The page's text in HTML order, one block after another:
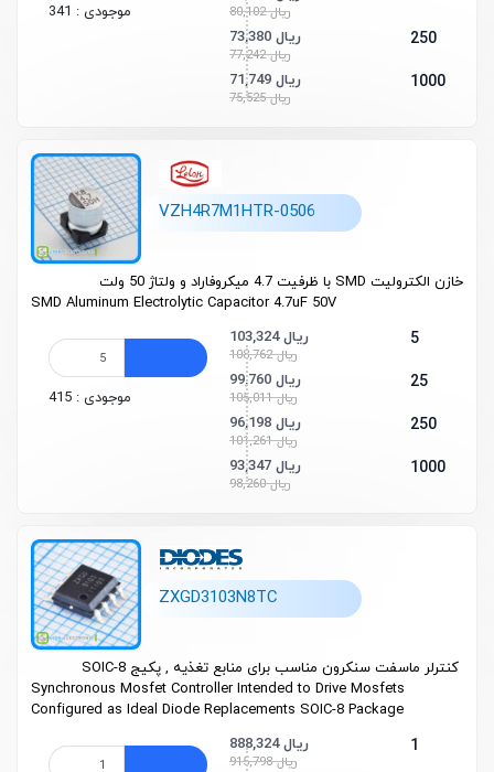
80,102 ریال
250 73,380 ریال
77,242 ریال
1000 71,749 ریال
75,525 ریال
موجودی : 341
VZH4R7M1HTR-0506
خازن الکترولیت SMD با ظرفیت 4.7 میکروفاراد و ولتاژ 50 ولت
SMD Aluminum Electrolytic Capacitor 4.7uF 50V
5 103,324 ریال
108,762 ریال
25 99,760 ریال
105,011 ریال
250 96,198 ریال
101,261 ریال
1000 93,347 ریال
98,260 ریال
موجودی : 415
ZXGD3103N8TC
کنترلر ماسفت سنکرون مناسب برای منابع تغذیه , پکیج SOIC-8
Synchronous Mosfet Controller Intended to Drive Mosfets
Configured as Ideal Diode Replacements SOIC-8 Package
1 888,324 ریال
915,798 ریال